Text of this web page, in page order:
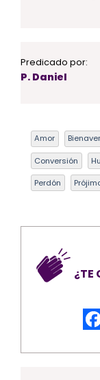
Predicado por:
P. Daniel
Amor
Conversión
Perdón
¿TE